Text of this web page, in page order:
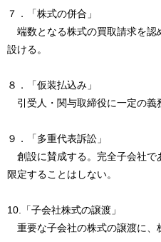
７．「株式の併合」
端数となる株式の買取請求を認
設ける。
８．「仮装払込み」
引受人・関与取締役に一定の義
９．「多重代表訴訟」
創設に賛成する。完全子会社で
限定することはしない。
10.「子会社株式の譲渡」
重要な子会社の株式の譲渡に、